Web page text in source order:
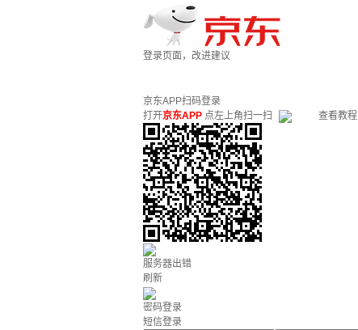
登录页面，改进建议
京东APP扫码登录
打开京东APP 点左上角扫一扫 查看教程
服务器出错
刷新
密码登录
短信登录